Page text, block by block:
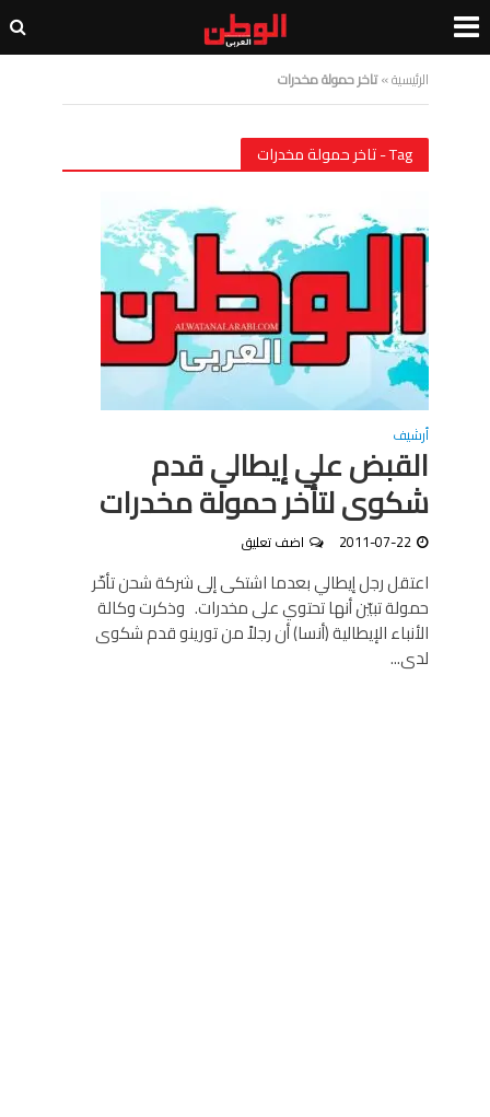
الرئيسية»تاخر حمولة مخدرات
Tag - تاخر حمولة مخدرات
أرشيف
القبض علي إيطالي قدم
شكوى لتأخر حمولة مخدرات
2011-07-22 اضف تعليق
اعتقل رجل إيطالي بعدما اشتكى إلى شركة شحن تأخّر
حمولة تبيّن أنها تحتوي على مخدرات. وذكرت وكالة
الأنباء الإيطالية (أنسا) أن رجلاً من تورينو قدم شكوى
لدى...